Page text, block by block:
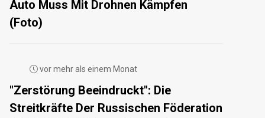
Auto Muss Mit Drohnen Kämpfen
(Foto)
vor mehr als einem Monat
"Zerstörung Beeindruckt": Die
Streitkräfte Der Russischen Föderation